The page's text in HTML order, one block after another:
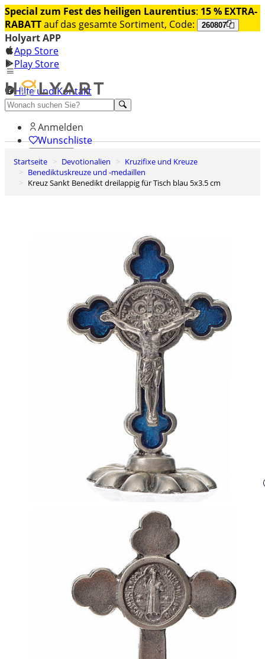
Special zum Fest des heiligen Laurentius: 15 % EXTRA-
RABATTauf das gesamte Sortiment, Code: 260807
Holyart APP
App Store
Play Store
Hilfe und Kontakt
Entdecken Sie Premium
Anmelden
Wunschliste
0
Warenkorb
Startseite Devotionalien
Kruzifixe und Kreuze
Benediktuskreuze und -medaillen
Kreuz Sankt Benedikt dreilappig für Tisch blau 5x3.5 cm